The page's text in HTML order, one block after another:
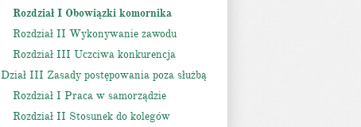
Rozdział I Obowiązki komornika
Rozdział II Wykonywanie zawodu
Rozdział III Uczciwa konkurencja
Dział III Zasady postępowania poza służbą
Rozdział I Praca w samorządzie
Rozdział II Stosunek do kolegów